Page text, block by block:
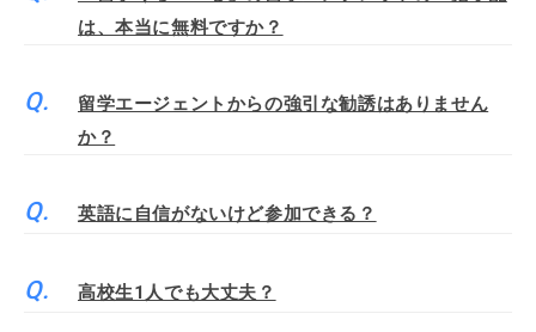
は、本当に無料ですか？
留学エージェントからの強引な勧誘はありません
か？
英語に自信がないけど参加できる？
高校生1人でも大丈夫？